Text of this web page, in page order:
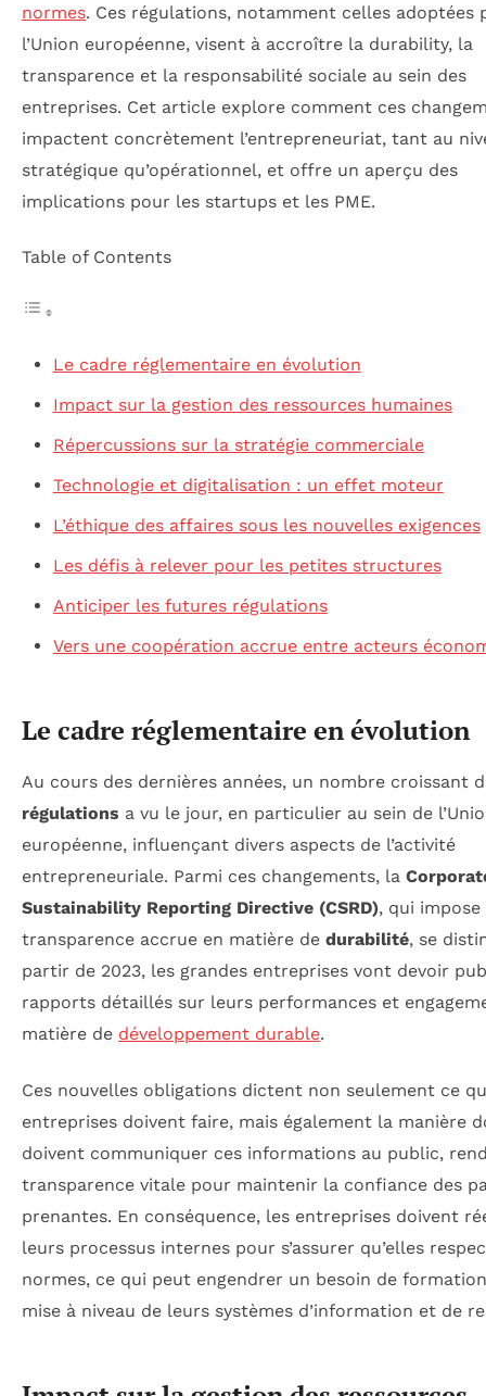
normes. Ces régulations, notamment celles adoptées
l’Union européenne, visent à accroître la durability, la
transparence et la responsabilité sociale au sein des
entreprises. Cet article explore comment ces
impactent concrètement l’entrepreneuriat, tant au
stratégique qu’opérationnel, et offre un aperçu des
implications pour les startups et les PME.
Table of Contents
Le cadre réglementaire en évolution
Impact sur la gestion des ressources humaines
Répercussions sur la stratégie commerciale
Technologie et digitalisation : un effet moteur
L’éthique des affaires sous les nouvelles exigences
Les défis à relever pour les petites structures
Anticiper les futures régulations
Vers une coopération accrue entre acteurs
Le cadre réglementaire en évolution
Au cours des dernières années, un nombre croissant
régulations a vu le jour, en particulier au sein de
européenne, influençant divers aspects de l’activité
entrepreneuriale. Parmi ces changements, la
Sustainability Reporting Directive (CSRD), qui impose
transparence accrue en matière de durabilité, se
partir de 2023, les grandes entreprises vont devoir
rapports détaillés sur leurs performances et
matière de développement durable.
Ces nouvelles obligations dictent non seulement ce
entreprises doivent faire, mais également la manière
doivent communiquer ces informations au public,
transparence vitale pour maintenir la confiance des
prenantes. En conséquence, les entreprises doivent
leurs processus internes pour s’assurer qu’elles
normes, ce qui peut engendrer un besoin de
mise à niveau de leurs systèmes d’information et de